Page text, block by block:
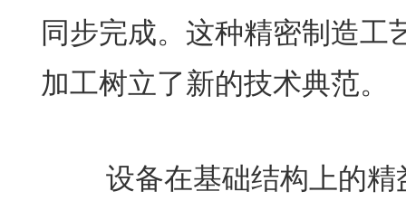
同步完成。这种精密制造工
加工树立了新的技术典范。
设备在基础结构上的精